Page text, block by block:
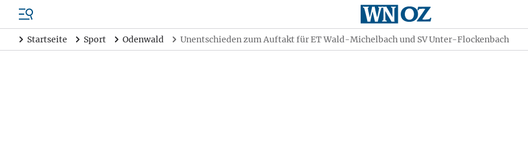
Startseite Sport Odenwald Unentschieden zum Auftakt für ET Wald-Michelbach und SV Unter-Flockenbach